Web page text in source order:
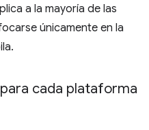
a la mayoría de las
únicamente en la
cada plataforma